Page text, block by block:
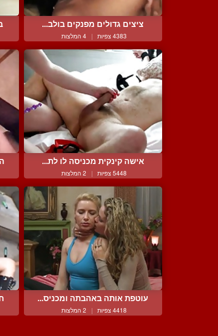
ציצים גדולים מפנקים בולב...
4383 צפיות | 4 המלצות
אישה קינקית מכניסה לו לת...
5448 צפיות | 2 המלצות
עוטפת אותה באהבתה ומכניס...
4418 צפיות | 2 המלצות